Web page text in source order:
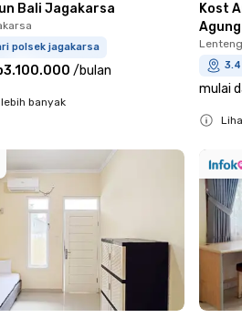
Bali Jagakarsa
polsek jagakarsa
/bulan
banyak
Kost
Agung
mulai